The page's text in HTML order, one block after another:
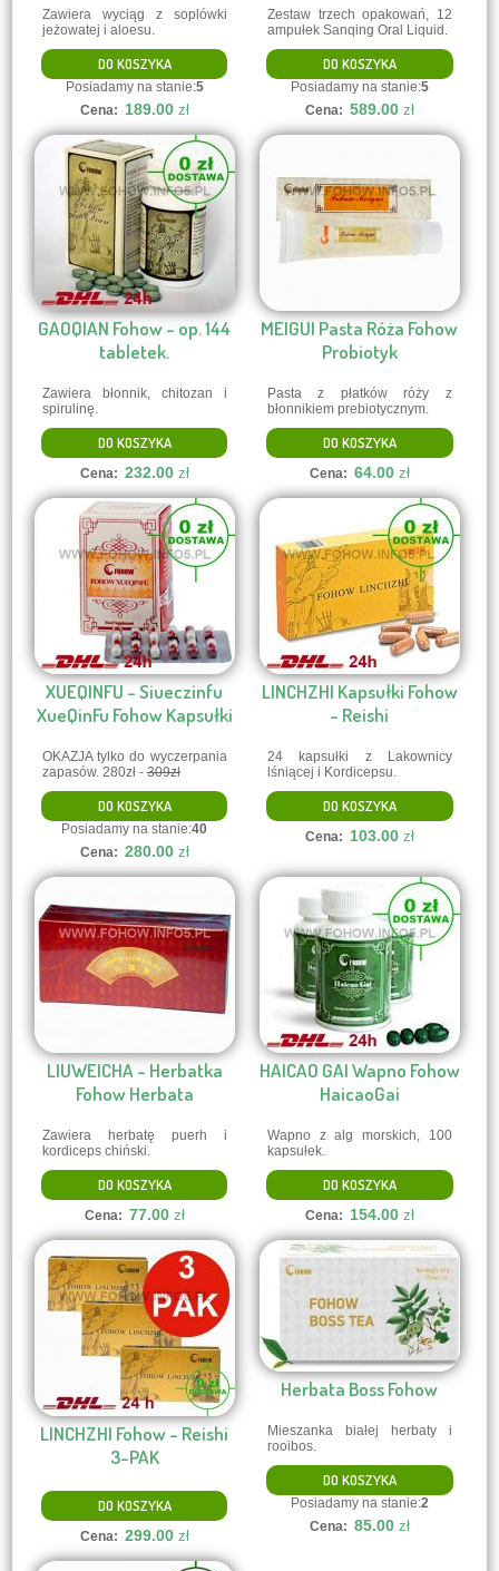
Zawiera wyciąg z soplówki
jeżowatej i aloesu.
DO KOSZYKA
Posiadamy na stanie:5
Cena: 189.00 zł
Zestaw trzech opakowań, 12
ampułek Sanqing Oral Liquid.
DO KOSZYKA
Posiadamy na stanie:5
Cena: 589.00 zł
GAOQIAN Fohow - op. 144
tabletek.
Zawiera błonnik, chitozan i
spirulinę.
DO KOSZYKA
Cena: 232.00 zł
MEIGUI Pasta Róża Fohow
Probiotyk
Pasta z płatków róży z
błonnikiem prebiotycznym.
DO KOSZYKA
Cena: 64.00 zł
XUEQINFU - Siueczinfu
XueQinFu Fohow Kapsułki
OKAZJA tylko do wyczerpania
zapasów. 280zł -309zł
DO KOSZYKA
Posiadamy na stanie:40
Cena: 280.00 zł
LINCHZHI Kapsułki Fohow
- Reishi
24 kapsułki z Lakownicy
lśniącej i Kordicepsu.
DO KOSZYKA
Cena: 103.00 zł
LIUWEICHA - Herbatka
Fohow Herbata
Zawiera herbatę puerh i
kordiceps chiński.
DO KOSZYKA
Cena: 77.00 zł
HAICAO GAI Wapno Fohow
HaicaoGai
Wapno z alg morskich, 100
kapsułek.
DO KOSZYKA
Cena: 154.00 zł
LINCHZHI Fohow - Reishi
3-PAK
DO KOSZYKA
Cena: 299.00 zł
Herbata Boss Fohow
Mieszanka białej herbaty i
rooibos.
DO KOSZYKA
Posiadamy na stanie:2
Cena: 85.00 zł